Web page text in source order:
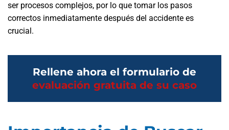
ser procesos complejos, por lo que tomar los pasos
correctos inmediatamente después del accidente es
crucial.
Rellene ahora el formulario de
evaluación gratuita de su caso